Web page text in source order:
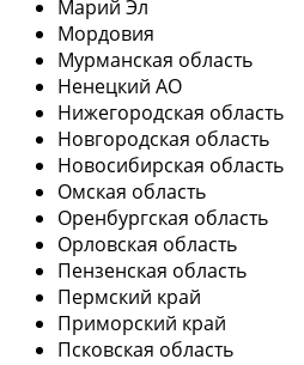
Марий Эл
Мордовия
Мурманская область
Ненецкий АО
Нижегородская область
Новгородская область
Новосибирская область
Омская область
Оренбургская область
Орловская область
Пензенская область
Пермский край
Приморский край
Псковская область